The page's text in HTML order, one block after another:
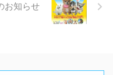
知らせ